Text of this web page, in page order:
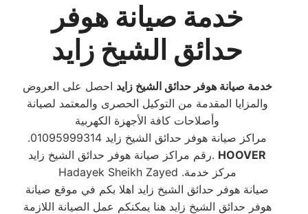
خدمة صيانة هوفر
حدائق الشيخ زايد
خدمة صيانة هوفر حدائق الشيخ زايد احصل على العروض
والمزايا المقدمة من التوكيل الحصرى والمعتمد لصيانة
وأصلاحات كافة الأجهزة الكهربية
مراكز صيانة هوفر حدائق الشيخ زايد 01095999314.
رقم مراكز صيانة هوفر حدائق الشيخ زايد. HOOVER
Hadayek Sheikh Zayed .مركز خدمة
صيانة هوفر حدائق الشيخ زايد اهلا بكم في موقع صيانة
هوفر حدائق الشيخ زايد هنا يمكنكم عمل الصيانة اللازمة